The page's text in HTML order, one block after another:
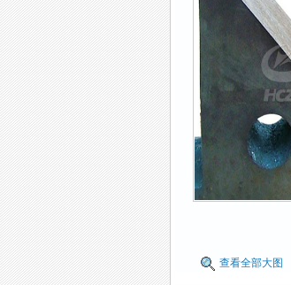
查看全部大图